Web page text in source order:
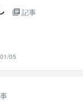
記事
05